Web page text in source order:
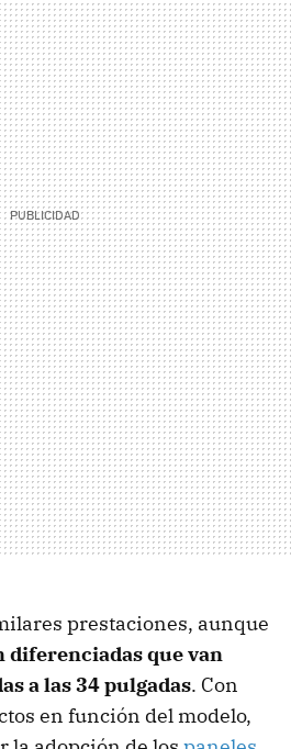
prestaciones, aunque
diferenciadas que van
a las 34 pulgadas. Con
en función del modelo,